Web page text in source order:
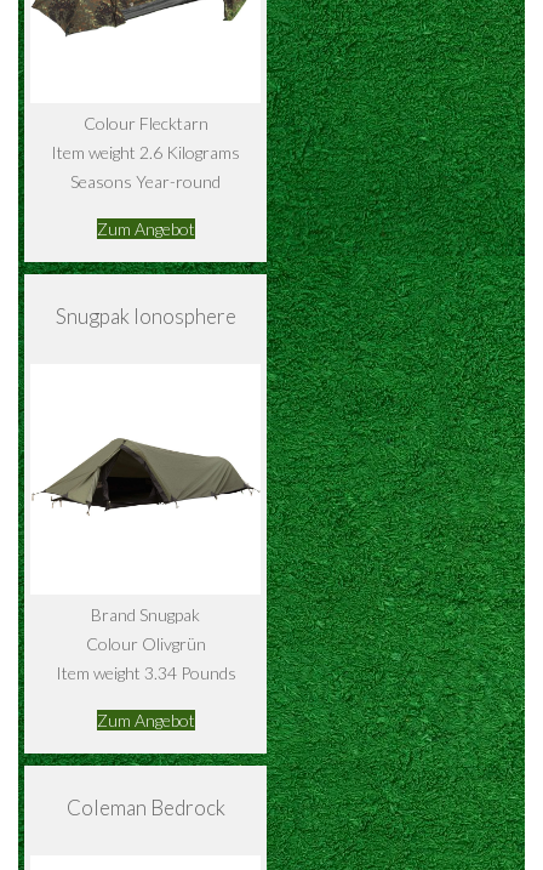
Colour Flecktarn
Item weight 2.6 Kilograms
Seasons Year-round
Zum Angebot
Snugpak Ionosphere
Brand Snugpak
Colour Olivgrün
Item weight 3.34 Pounds
Zum Angebot
Coleman Bedrock